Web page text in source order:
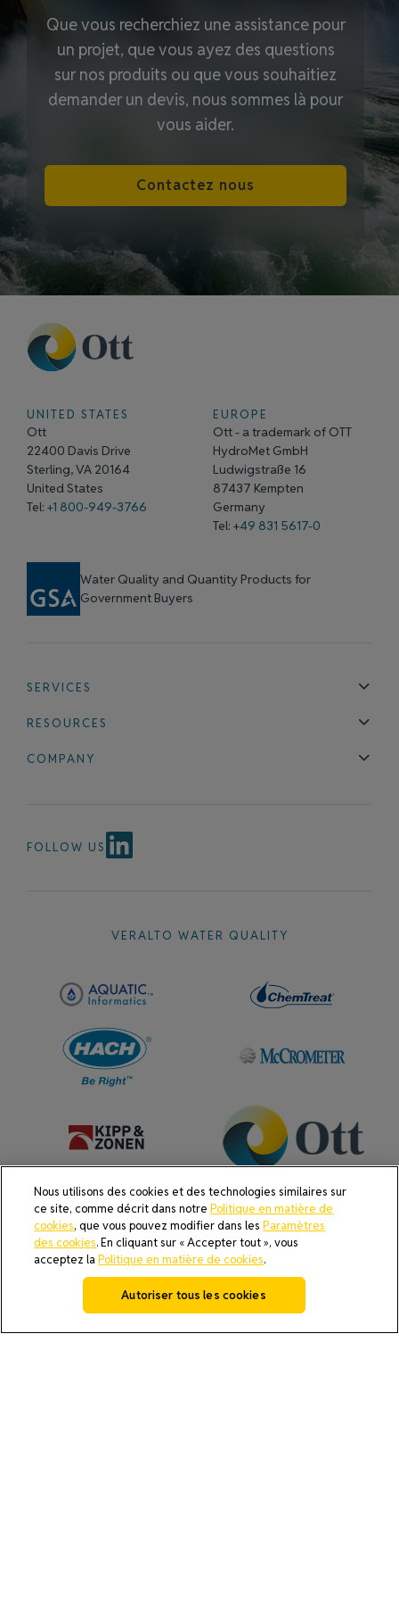
Que vous recherchiez une assistance pour
un projet, que vous ayez des questions
sur nos produits ou que vous souhaitiez
demander un devis, nous sommes là pour
vous aider.
Contactez nous
UNITED STATES
Ott
22400 Davis Drive
Sterling, VA 20164
United States
Tel: +1 800-949-3766
EUROPE
Ott - a trademark of OTT
HydroMet GmbH
Ludwigstraße 16
87437 Kempten
Germany
Tel: +49 831 5617-0
Water Quality and Quantity Products for
Government Buyers
SERVICES
RESOURCES
COMPANY
FOLLOW US
VERALTO WATER QUALITY
Nous utilisons des cookies et des technologies similaires sur
ce site, comme décrit dans notrePolitique en matière de
cookies, que vous pouvez modifier dans lesParamètres
des cookies. En cliquant sur « Accepter tout », vous
acceptez laPolitique en matière de cookies.
Autoriser tous les cookies